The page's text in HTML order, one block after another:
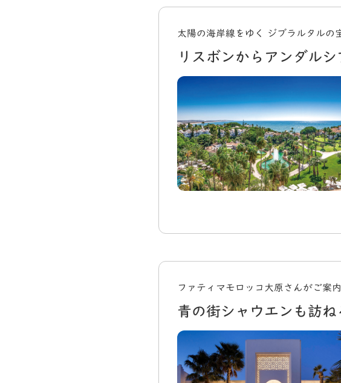
太陽の海岸線をゆく ジブラルタルの
リスボンからアンダル
ファティマモロッコ大原さんがご案内
青の街シャウエンも訪